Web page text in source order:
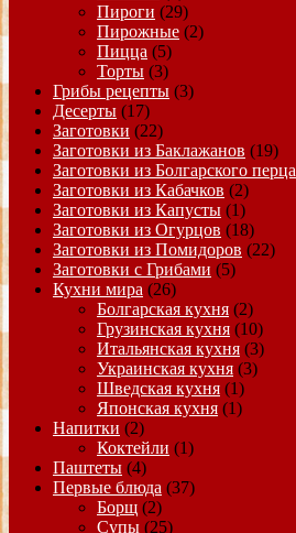
Пироги (29)
Пирожные (2)
Пицца (5)
Торты (3)
Грибы рецепты (3)
Десерты (17)
Заготовки (22)
Заготовки из Баклажанов (19)
Заготовки из Болгарского перца
Заготовки из Кабачков (2)
Заготовки из Капусты (1)
Заготовки из Огурцов (18)
Заготовки из Помидоров (22)
Заготовки с Грибами (5)
Кухни мира (26)
Болгарская кухня (2)
Грузинская кухня (10)
Итальянская кухня (3)
Украинская кухня (3)
Шведская кухня (1)
Японская кухня (1)
Напитки (2)
Коктейли (1)
Паштеты (4)
Первые блюда (37)
Борщ (2)
Супы (25)